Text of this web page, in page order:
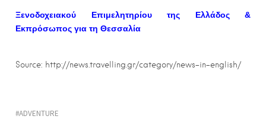
Ξενοδοχειακού Επιμελητηρίου της Ελλάδος &
Εκπρόσωπος για τη Θεσσαλία
Source: http://news.travelling.gr/category/news-in-english/
ADVENTURE